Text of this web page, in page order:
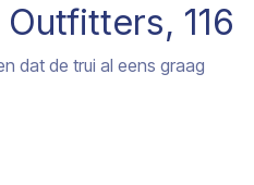
116
dat de trui al eens graag